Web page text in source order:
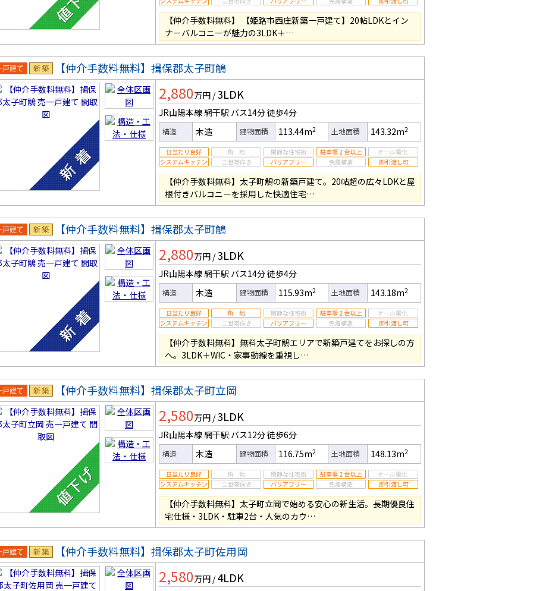
【仲介手数料無料】 【姫路市西庄新築一戸建て】20帖LDKとイン
ナーバルコニーが魅力の3LDK＋…
戸建 新築
【仲介手数料無料】揖保郡太子町鵤
2,880万円 / 3LDK
JR山陽本線 網干駅 バス14分徒歩4分
構造 木造 建物面積 113.44m2 土地面積 143.32m2
【仲介手数料無料】太子町鵤の新築戸建て。20帖超の広々LDKと屋
根付きバルコニーを採用した快適住宅…
戸建 新築
【仲介手数料無料】揖保郡太子町鵤
2,880万円 / 3LDK
JR山陽本線 網干駅 バス14分徒歩4分
構造 木造 建物面積 115.93m2 土地面積 143.18m2
【仲介手数料無料】無料太子町鵤エリアで新築戸建てをお探しの方
へ。3LDK＋WIC・家事動線を重視し…
戸建 新築
【仲介手数料無料】揖保郡太子町立岡
2,580万円 / 3LDK
JR山陽本線 網干駅 バス12分徒歩6分
構造 木造 建物面積 116.75m2 土地面積 148.13m2
【仲介手数料無料】太子町立岡で始める安心の新生活。長期優良住
宅仕様・3LDK・駐車2台・人気のカウ…
戸建 新築
【仲介手数料無料】揖保郡太子町佐用岡
2,580万円 / 4LDK